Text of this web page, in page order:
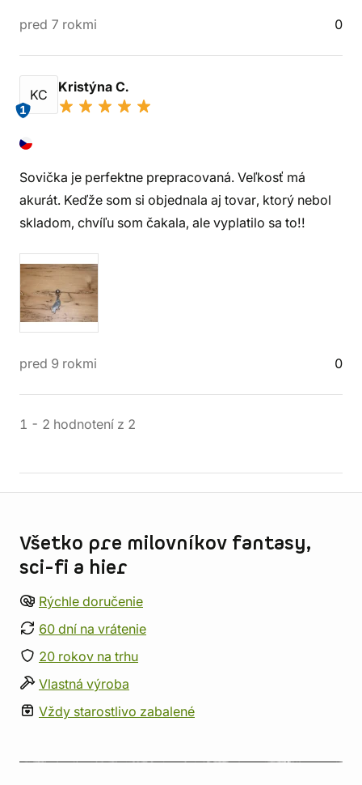
pred 7 rokmi 0
KC
1
Kristýna C.
Sovička je perfektne prepracovaná. Veľkosť má
akurát. Keďže som si objednala aj tovar, ktorý nebol
skladom, chvíľu som čakala, ale vyplatilo sa to!!
pred 9 rokmi 0
1 - 2 hodnotení z 2
Všetko pre milovníkov fantasy,
sci-fi a hier
Rýchle doručenie
60 dní na vrátenie
20 rokov na trhu
Vlastná výroba
Vždy starostlivo zabalené